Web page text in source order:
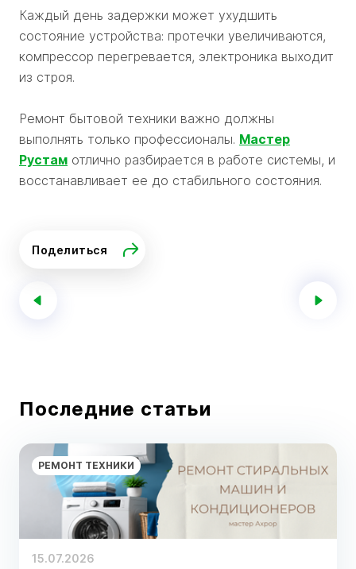
Каждый день задержки может ухудшить
состояние устройства: протечки увеличиваются,
компрессор перегревается, электроника выходит
из строя.
Ремонт бытовой техники важно должны
выполнять только профессионалы. Мастер
Рустам отлично разбирается в работе системы, и
восстанавливает ее до стабильного состояния.
Поделиться
Последние статьи
РЕМОНТ ТЕХНИКИ
15.07.2026